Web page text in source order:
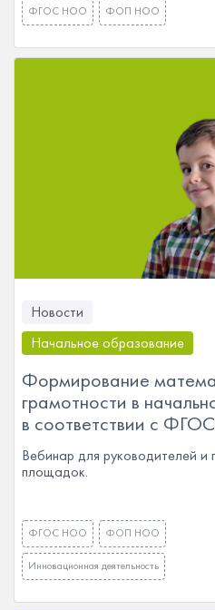
ФГОС НОО ФОП НОО
Новости
Начальное образование
Формирование
грамотности в
в соответствии с
Вебинар для руководителей и
площадок.
ФГОС НОО ФОП НОО
Инновационная деятельность